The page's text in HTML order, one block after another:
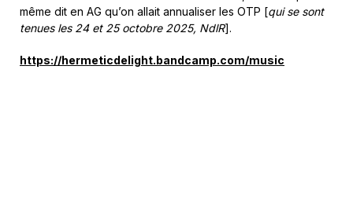
même dit en AG qu’on allait annualiser les OTP [qui se sont
tenues les 24 et 25 octobre 2025, NdlR].
https://hermeticdelight.bandcamp.com/music